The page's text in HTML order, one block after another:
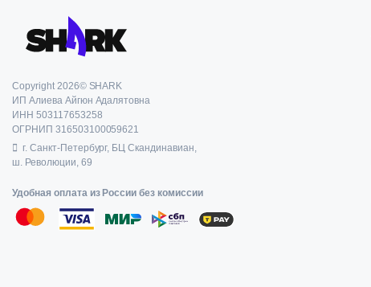
Copyright 2026© SHARK
ИП Алиева Айгюн Адалятовна
ИНН 503117653258
ОГРНИП 316503100059621
г. Санкт-Петербург, БЦ Скандинавиан,
ш. Революции, 69
Удобная оплата из России без комиссии